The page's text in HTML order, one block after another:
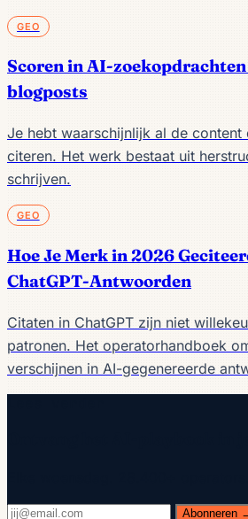
GEO
Scoren in AI-
blogposts
Je hebt waarschijnlijk al de content
citeren. Het werk bestaat uit
schrijven.
GEO
Hoe Je Merk in 2026
ChatGPT-Antwoorden
Citaten in ChatGPT zijn niet
patronen. Het operatorhandboek
verschijnen in AI-gegenereerde
Abonneren